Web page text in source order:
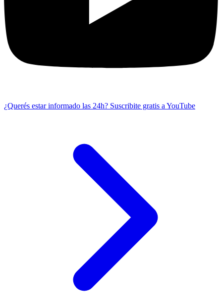
¿Querés estar informado las 24h? Suscribite gratis a YouTube